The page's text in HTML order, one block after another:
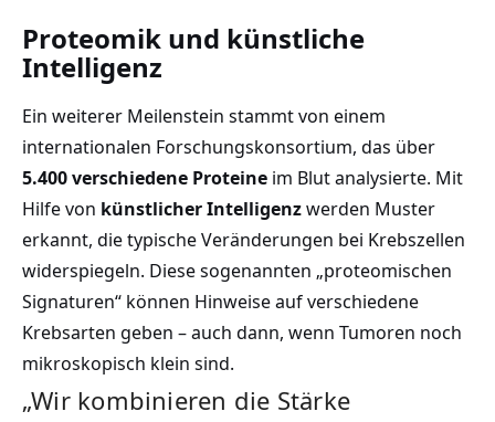
Proteomik und künstliche
Intelligenz
Ein weiterer Meilenstein stammt von einem
internationalen Forschungskonsortium, das über
5.400 verschiedene Proteine im Blut analysierte. Mit
Hilfe von künstlicher Intelligenzwerden Muster
erkannt, die typische Veränderungen bei Krebszellen
widerspiegeln. Diese sogenannten „proteomischen
Signaturen“ können Hinweise auf verschiedene
Krebsarten geben – auch dann, wenn Tumoren noch
mikroskopisch klein sind.
„Wir kombinieren die Stärke